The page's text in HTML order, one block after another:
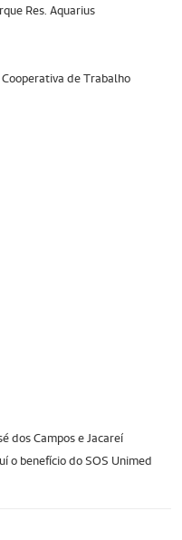
Res. Aquarius
de Trabalho
dos Campos e Jacareí
o benefício do SOS Unimed